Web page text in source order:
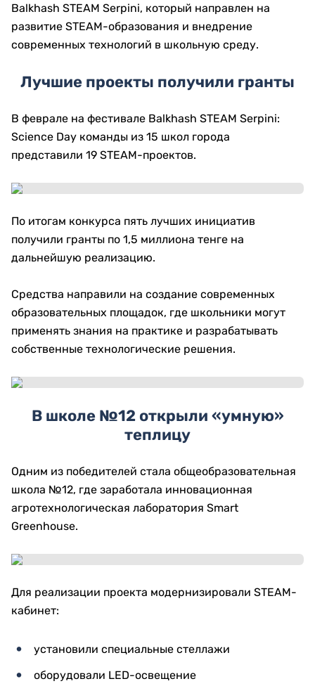
Balkhash STEAM Serpini, который направлен на
развитие STEAM-образования и внедрение
современных технологий в школьную среду.
Лучшие проекты получили гранты
В феврале на фестивале Balkhash STEAM Serpini:
Science Day команды из 15 школ города
представили 19 STEAM-проектов.
По итогам конкурса пять лучших инициатив
получили гранты по 1,5 миллиона тенге на
дальнейшую реализацию.
Средства направили на создание современных
образовательных площадок, где школьники могут
применять знания на практике и разрабатывать
собственные технологические решения.
В школе №12 открыли «умную»
теплицу
Одним из победителей стала общеобразовательная
школа №12, где заработала инновационная
агротехнологическая лаборатория Smart
Greenhouse.
Для реализации проекта модернизировали STEAM-
кабинет:
установили специальные стеллажи
оборудовали LED-освещение